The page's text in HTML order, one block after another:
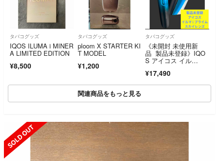
タバコグッズ
IQOS ILUMA i MINER
A LIMITED EDITION
¥8,500
タバコグッズ
ploom X STARTER KI
T MODEL
¥1,200
タバコグッズ
《未開封 未使用新
品 製品未登録》IQO
S アイコス イル
NS スカイレンズ モデ
ル★日本発売版
¥17,490
関連商品をもっと見る
SOLD OUT